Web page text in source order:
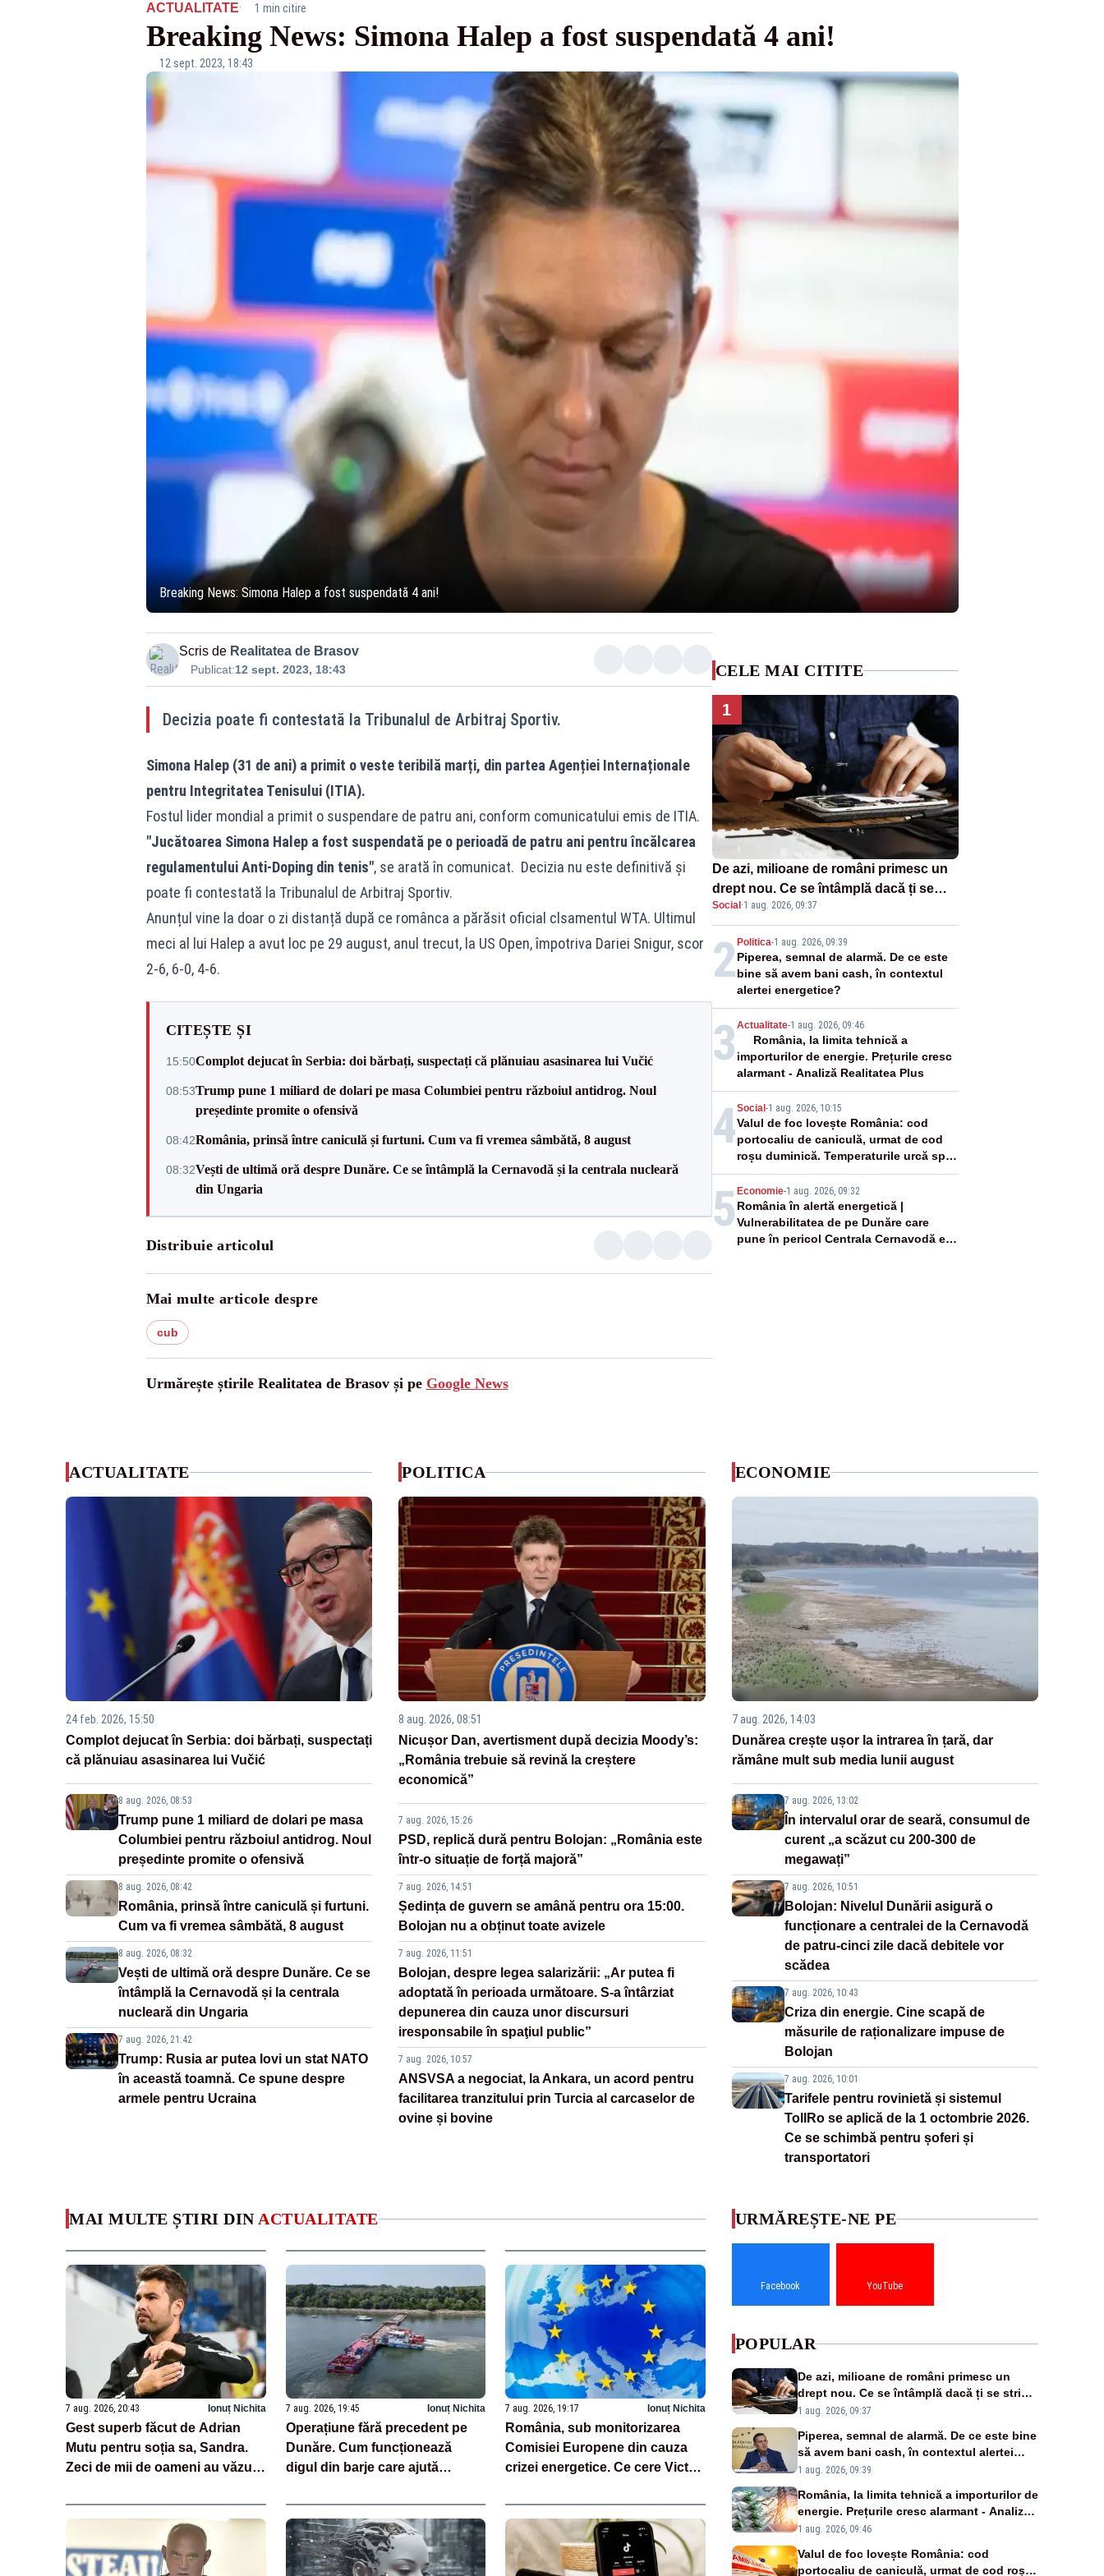
ACTUALITATE· 1 min citire
Breaking News: Simona Halep a fost suspendată 4 ani!
12 sept. 2023, 18:43
Breaking News: Simona Halep a fost suspendată 4 ani!
Scris de Realitatea de Brasov
Publicat:12 sept. 2023, 18:43
Decizia poate fi contestată la Tribunalul de Arbitraj Sportiv.
Simona Halep (31 de ani) a primit o veste teribilă marți, din partea Agenției Internaționale
pentru Integritatea Tenisului (ITIA).
Fostul lider mondial a primit o suspendare de patru ani, conform comunicatului emis de ITIA.
"Jucătoarea Simona Halep a fost suspendată pe o perioadă de patru ani pentru încălcarea
regulamentului Anti-Doping din tenis", se arată în comunicat. Decizia nu este definitivă și
poate fi contestată la Tribunalul de Arbitraj Sportiv.
Anunțul vine la doar o zi distanță după ce românca a părăsit oficial clsamentul WTA. Ultimul
meci al lui Halep a avut loc pe 29 august, anul trecut, la US Open, împotriva Dariei Snigur, scor
2-6, 6-0, 4-6.
CITEȘTE ȘI
15:50Complot dejucat în Serbia: doi bărbați, suspectați că plănuiau asasinarea lui Vučić
08:53Trump pune 1 miliard de dolari pe masa Columbiei pentru războiul antidrog. Noul
președinte promite o ofensivă
08:42România, prinsă între caniculă și furtuni. Cum va fi vremea sâmbătă, 8 august
08:32Vești de ultimă oră despre Dunăre. Ce se întâmplă la Cernavodă și la centrala nucleară
din Ungaria
Distribuie articolul
Mai multe articole despre
cub
Urmărește știrile Realitatea de Brasov și pe Google News
CELE MAI CITITE
1
De azi, milioane de români primesc un
drept nou. Ce se întâmplă dacă ți se
strică un produs
Social ·1 aug. 2026, 09:37
2 Politica-1 aug. 2026, 09:39
Piperea, semnal de alarmă. De ce este
bine să avem bani cash, în contextul
alertei energetice?
3 Actualitate-1 aug. 2026, 09:46
România, la limita tehnică a
importurilor de energie. Prețurile cresc
alarmant - Analiză Realitatea Plus
4Social -1 aug. 2026, 10:15
Valul de foc lovește România: cod
portocaliu de caniculă, urmat de cod
roșu duminică. Temperaturile urcă spre
40°C
5 Economie-1 aug. 2026, 09:32
România în alertă energetică |
Vulnerabilitatea de pe Dunăre care
pune în pericol Centrala Cernavodă era
ACTUALITATE
24 feb. 2026, 15:50
Complot dejucat în Serbia: doi bărbați, suspectați
că plănuiau asasinarea lui Vučić
8 aug. 2026, 08:53
Trump pune 1 miliard de dolari pe masa
Columbiei pentru războiul antidrog. Noul
președinte promite o ofensivă
8 aug. 2026, 08:42
România, prinsă între caniculă și furtuni.
Cum va fi vremea sâmbătă, 8 august
8 aug. 2026, 08:32
Vești de ultimă oră despre Dunăre. Ce se
întâmplă la Cernavodă și la centrala
nucleară din Ungaria
7 aug. 2026, 21:42
Trump: Rusia ar putea lovi un stat NATO
în această toamnă. Ce spune despre
armele pentru Ucraina
POLITICA
8 aug. 2026, 08:51
Nicușor Dan, avertisment după decizia Moody’s:
„România trebuie să revină la creștere
economică”
7 aug. 2026, 15:26
PSD, replică dură pentru Bolojan: „România este
într-o situație de forță majoră”
7 aug. 2026, 14:51
Ședința de guvern se amână pentru ora 15:00.
Bolojan nu a obținut toate avizele
7 aug. 2026, 11:51
Bolojan, despre legea salarizării: „Ar putea fi
adoptată în perioada următoare. S-a întârziat
depunerea din cauza unor discursuri
iresponsabile în spaţiul public”
7 aug. 2026, 10:57
ANSVSA a negociat, la Ankara, un acord pentru
facilitarea tranzitului prin Turcia al carcaselor de
ovine și bovine
ECONOMIE
7 aug. 2026, 14:03
Dunărea crește ușor la intrarea în țară, dar
rămâne mult sub media lunii august
7 aug. 2026, 13:02
În intervalul orar de seară, consumul de
curent „a scăzut cu 200-300 de
megawați”
7 aug. 2026, 10:51
Bolojan: Nivelul Dunării asigură o
funcționare a centralei de la Cernavodă
de patru-cinci zile dacă debitele vor
scădea
7 aug. 2026, 10:43
Criza din energie. Cine scapă de
măsurile de raționalizare impuse de
Bolojan
7 aug. 2026, 10:01
Tarifele pentru rovinietă și sistemul
TollRo se aplică de la 1 octombrie 2026.
Ce se schimbă pentru șoferi și
transportatori
MAI MULTE ȘTIRI DIN ACTUALITATE
7 aug. 2026, 20:43 Ionuț Nichita
Gest superb făcut de Adrian
Mutu pentru soția sa, Sandra.
Zeci de mii de oameni au văzut
7 aug. 2026, 19:45 Ionuț Nichita
Operațiune fără precedent pe
Dunăre. Cum funcționează
digul din barje care ajută
7 aug. 2026, 19:17 Ionuț Nichita
România, sub monitorizarea
Comisiei Europene din cauza
crizei energetice. Ce cere Victor
URMĂREȘTE-NE PE
Facebook YouTube
POPULAR
De azi, milioane de români primesc un
drept nou. Ce se întâmplă dacă ți se strică
un produs
1 aug. 2026, 09:37
Piperea, semnal de alarmă. De ce este bine
să avem bani cash, în contextul alertei
energetice?
1 aug. 2026, 09:39
România, la limita tehnică a importurilor de
energie. Prețurile cresc alarmant - Analiză
Realitatea Plus
1 aug. 2026, 09:46
Valul de foc lovește România: cod
portocaliu de caniculă, urmat de cod roșu